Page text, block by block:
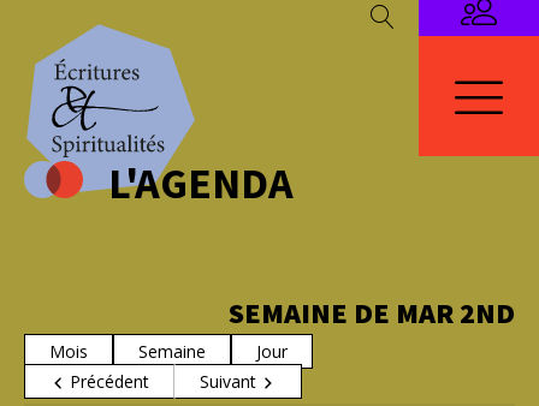
L'AGENDA
SEMAINE DE MAR 2ND
Mois Semaine
Jour
Précédent
Suivant